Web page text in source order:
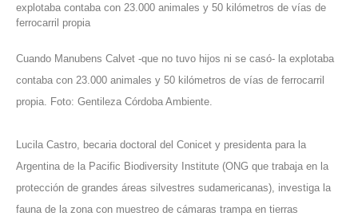
Cuando Manubens Calvet -que no tuvo hijos ni se casó- la explotaba
contaba con 23.000 animales y 50 kilómetros de vías de ferrocarril
propia. Foto: Gentileza Córdoba Ambiente.
Lucila Castro, becaria doctoral del Conicet y presidenta para la
Argentina de la Pacific Biodiversity Institute (ONG que trabaja en la
protección de grandes áreas silvestres sudamericanas), investiga la
fauna de la zona con muestreo de cámaras trampa en tierras